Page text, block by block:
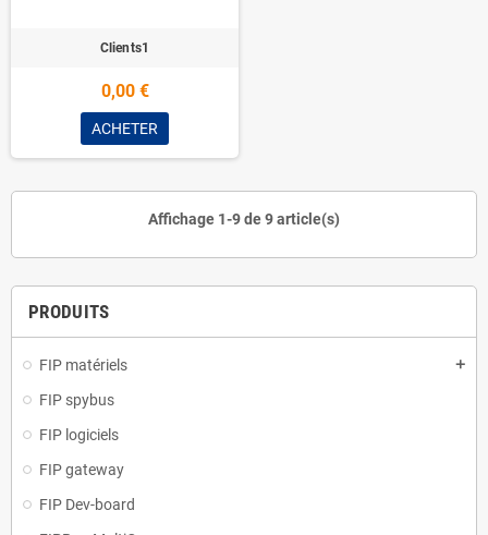
PRODUITS
FIP matériels add
FIP spybus
FIP logiciels
FIP gateway
FIP Dev-board
Clients1
0,00 €
ACHETER
Affichage 1-9 de 9 article(s)